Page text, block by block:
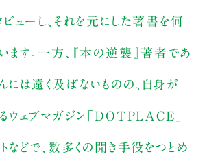
ューし、それを元にした著書を何
ます。一方、『本の逆襲』著者であ
には遠く及ばないものの、自身が
ウェブマガジン「DOTPLACE」
などで、数多くの聞き手役をつとめ